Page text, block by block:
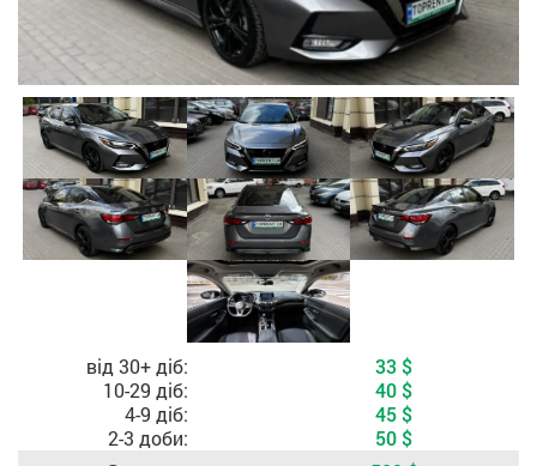
Вартість, залежно від періоду оренди
від 30+ діб: 33 $
10-29 діб:
40 $
4-9 діб:
45 $
2-3 доби:
50 $